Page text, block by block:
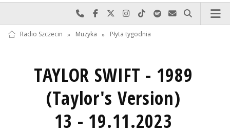
Najlepiej po prostu do nas zadzwoń
Odwiedź nas na Facebook-u
Odwiedź nas na X
Odwiedź nas na Instagram-ie
Odwiedź nas na TikTok-u
Szukaj nas na Spotify
Wyślij do nas
Szukaj
Radio Szczecin » Muzyka » Płyta tygodnia
TAYLOR SWIFT - 1989
(Taylor's Version)
13 - 19.11.2023